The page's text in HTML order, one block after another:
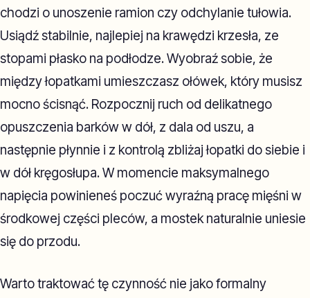
chodzi o unoszenie ramion czy odchylanie tułowia.
Usiądź stabilnie, najlepiej na krawędzi krzesła, ze
stopami płasko na podłodze. Wyobraź sobie, że
między łopatkami umieszczasz ołówek, który musisz
mocno ścisnąć. Rozpocznij ruch od delikatnego
opuszczenia barków w dół, z dala od uszu, a
następnie płynnie i z kontrolą zbliżaj łopatki do siebie i
w dół kręgosłupa. W momencie maksymalnego
napięcia powinieneś poczuć wyraźną pracę mięśni w
środkowej części pleców, a mostek naturalnie uniesie
się do przodu.
Warto traktować tę czynność nie jako formalny